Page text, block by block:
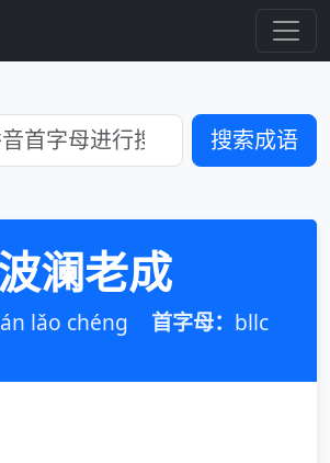
搜索成语
澜老成
lǎo chéng 首字母： bllc